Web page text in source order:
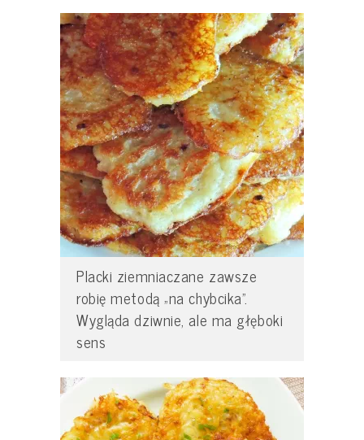
Placki ziemniaczane zawsze
robię metodą „na chybcika”.
Wygląda dziwnie, ale ma głęboki
sens